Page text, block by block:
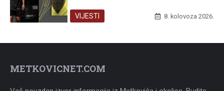
VIJESTI 8. kolovoza 2026.
METKOVICNET.COM